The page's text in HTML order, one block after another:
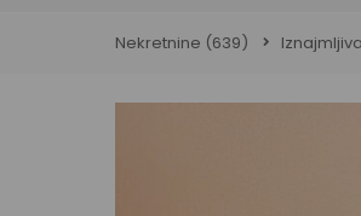
Nekretnine (639)